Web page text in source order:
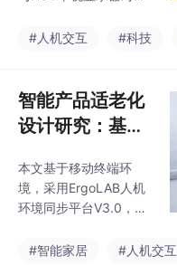
采用ErgoLAB平台同步
#人机交互 #科技
智能产品适老化
设计研究：基于
家居界面原型人
机交互设计定量
本文基于移动终端环
境，采用ErgoLAB人机
环境同步平台V3.0，通
好、交互行为和眼动数
#智能家居 #人机交互